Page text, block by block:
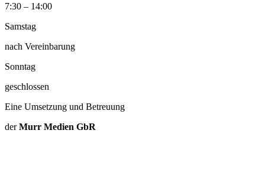
7:30 – 14:00
Samstag
nach Vereinbarung
Sonntag
geschlossen
Eine Umsetzung und Betreuung
derMurr Medien GbR